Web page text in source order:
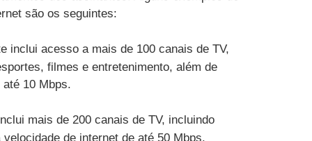
são os seguintes:
inclui acesso a mais de 100 canais de TV,
filmes e entretenimento, além de
10 Mbps.
mais de 200 canais de TV, incluindo
de internet de até 50 Mbps.